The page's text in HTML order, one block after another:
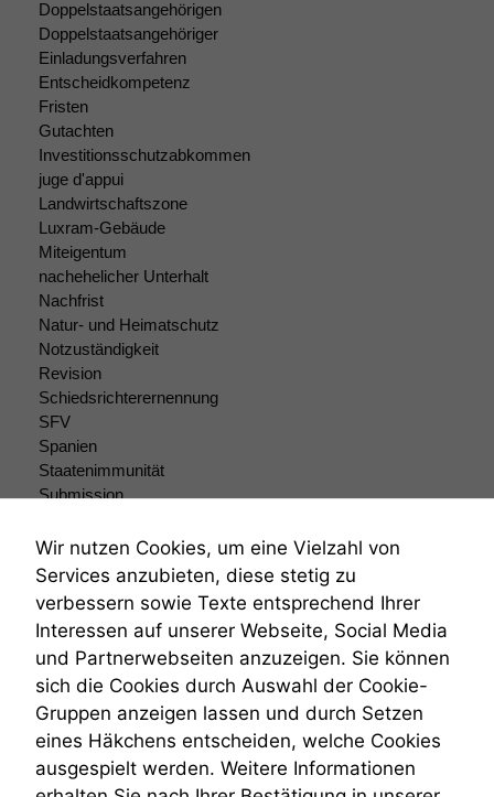
Doppelstaatsangehörigen
Doppelstaatsangehöriger
Einladungsverfahren
Entscheidkompetenz
Fristen
Gutachten
Investitionsschutzabkommen
juge d'appui
Landwirtschaftszone
Luxram-Gebäude
Miteigentum
nachehelicher Unterhalt
Nachfrist
Natur- und Heimatschutz
Notzuständigkeit
Revision
Schiedsrichterernennung
SFV
Spanien
Staatenimmunität
Submission
Teilungsklage
Venezuela
VRK
Wiederherstellungsanordnung
Zivilprozessordnung
ZPO
Zustellfiktion
Zuständigkeit
Öffentliches Personalrecht
Öffentlichkeitsprinzip
Wir nutzen Cookies, um eine Vielzahl von
Services anzubieten, diese stetig zu
verbessern sowie Texte entsprechend Ihrer
Interessen auf unserer Webseite, Social Media
und Partnerwebseiten anzuzeigen. Sie können
sich die Cookies durch Auswahl der Cookie-
Gruppen anzeigen lassen und durch Setzen
eines Häkchens entscheiden, welche Cookies
ausgespielt werden. Weitere Informationen